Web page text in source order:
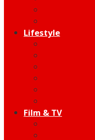
Lifestyle
Film & TV